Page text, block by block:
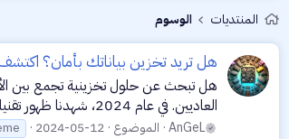
المنتديات الوسوم
هل تريد تخزين بياناتك بأمان؟ اكتشف أفضل 5 أقراص صلبة
هل تبحث عن حلول تخزينية تجمع بين
العاديين. في عام 2024، شهدنا ظهور تقنيات جديدة ومبتكرة في عالم الأقراص الصلبة الخارجية التي تعد بتحسين...
AnGeL الموضوع 2024-05-12